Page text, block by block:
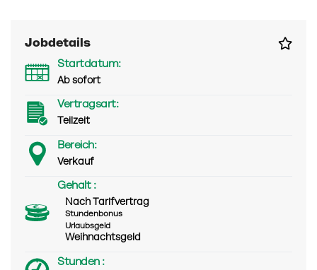
Jobdetails
Startdatum:
Ab sofort
Vertragsart:
Teilzeit
Bereich:
Verkauf
Gehalt :
Nach Tarifvertrag
Stundenbonus
Urlaubsgeld
Weihnachtsgeld
Stunden :